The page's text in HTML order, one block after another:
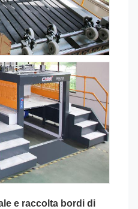
e raccolta bordi di